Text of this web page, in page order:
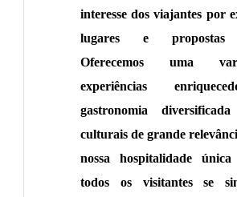
interesse dos viajantes por
lugares e propostas
Oferecemos uma
experiências
gastronomia
culturais de grande
nossa hospitalidade
todos os visitantes se